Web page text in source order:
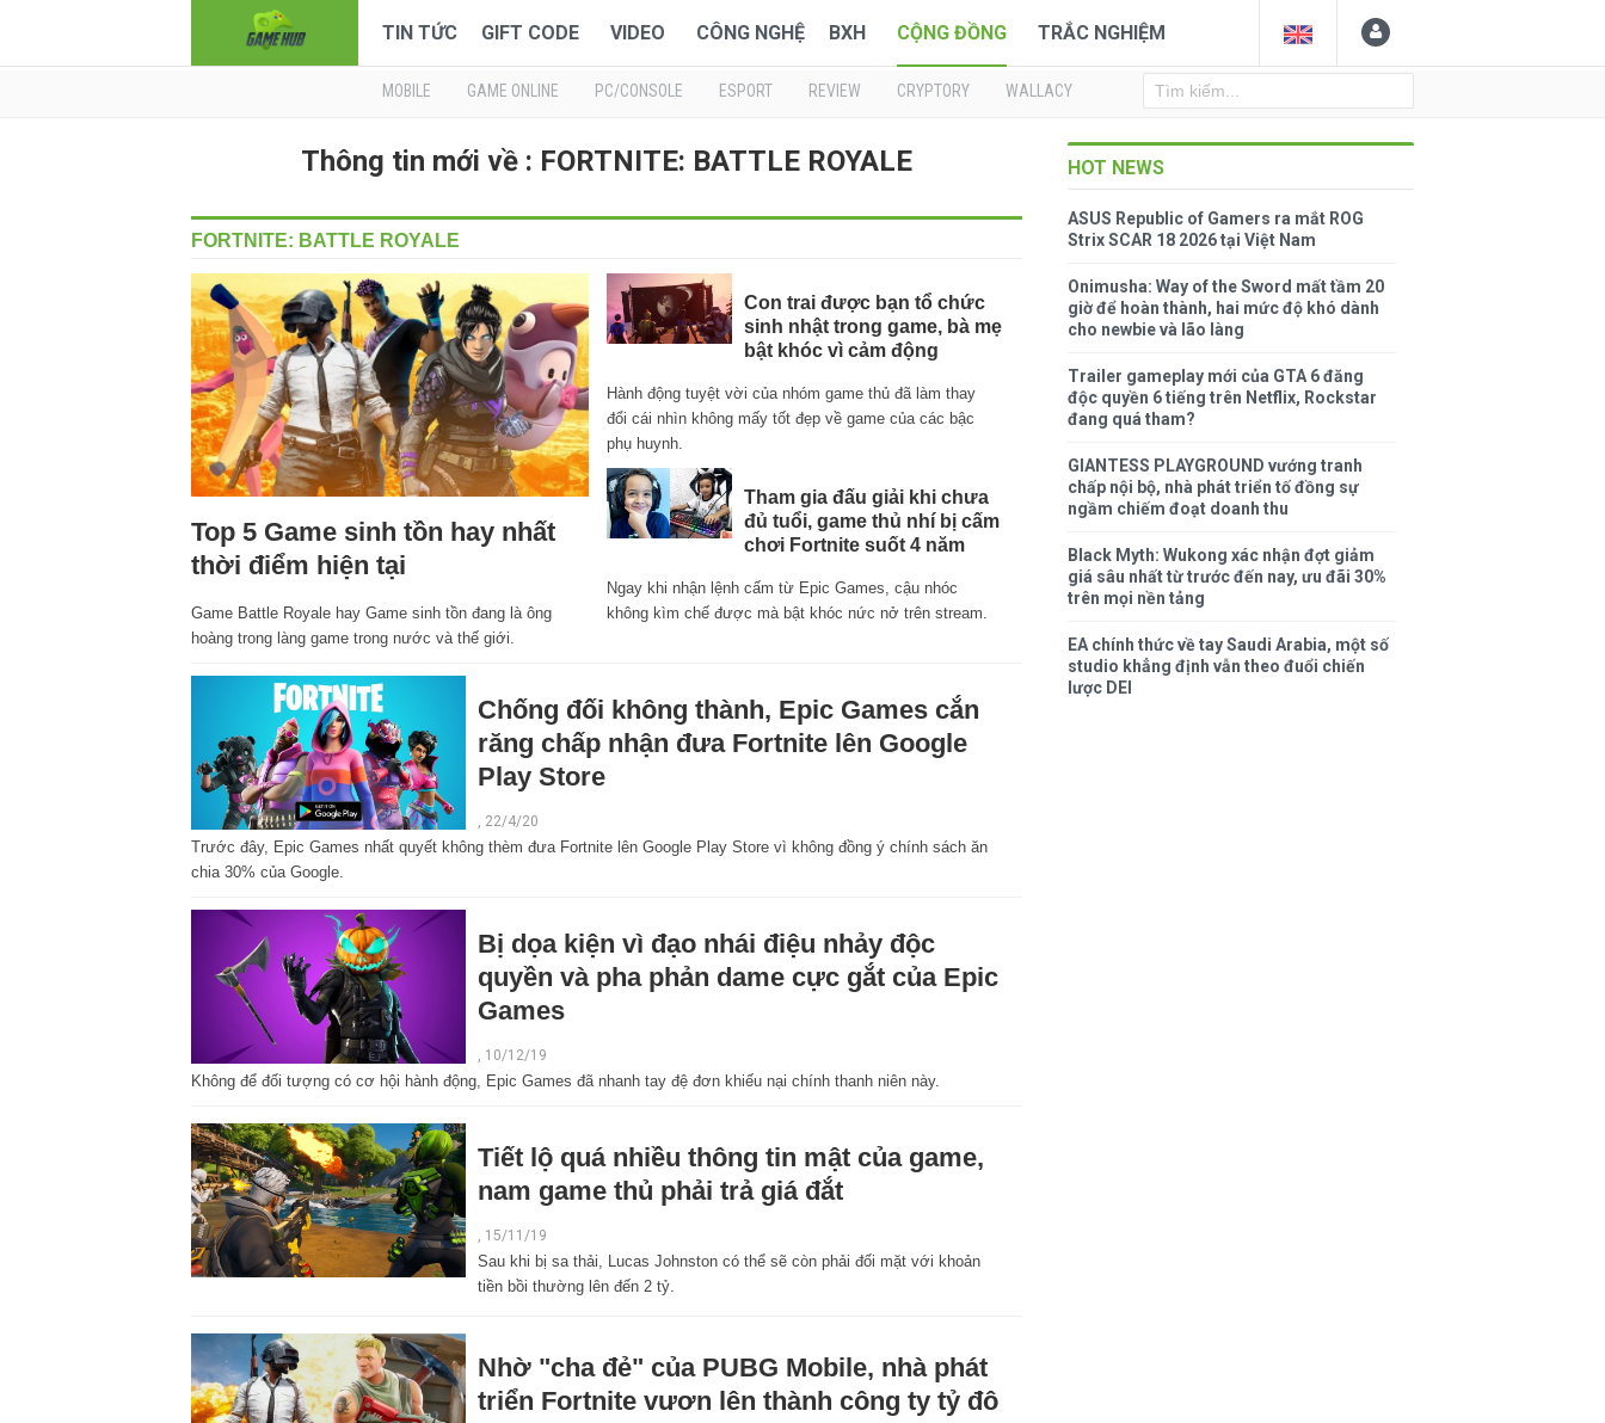
TIN TỨC GIFT CODE VIDEO CÔNG NGHỆ BXH CỘNG ĐỒNG TRẮC NGHIỆM
MOBILE GAME ONLINE PC/CONSOLE ESPORT REVIEW CRYPTORY WALLACY
Thông tin mới về : FORTNITE: BATTLE ROYALE
FORTNITE: BATTLE ROYALE
Top 5 Game sinh tồn hay nhất
thời điểm hiện tại
Game Battle Royale hay Game sinh tồn đang là ông
hoàng trong làng game trong nước và thế giới.
Con trai được bạn tổ chức
sinh nhật trong game, bà mẹ
bật khóc vì cảm động
Hành động tuyệt vời của nhóm game thủ đã làm thay
đổi cái nhìn không mấy tốt đẹp về game của các bậc
phụ huynh.
Tham gia đấu giải khi chưa
đủ tuổi, game thủ nhí bị cấm
chơi Fortnite suốt 4 năm
Ngay khi nhận lệnh cấm từ Epic Games, cậu nhóc
không kìm chế được mà bật khóc nức nở trên stream.
Chống đối không thành, Epic Games cắn
răng chấp nhận đưa Fortnite lên Google
Play Store
, 22/4/20
Trước đây, Epic Games nhất quyết không thèm đưa Fortnite lên Google Play Store vì không đồng ý chính sách ăn
chia 30% của Google.
Bị dọa kiện vì đạo nhái điệu nhảy độc
quyền và pha phản dame cực gắt của Epic
Games
, 10/12/19
Không để đối tượng có cơ hội hành động, Epic Games đã nhanh tay đệ đơn khiếu nại chính thanh niên này.
Tiết lộ quá nhiều thông tin mật của game,
nam game thủ phải trả giá đắt
, 15/11/19
Sau khi bị sa thải, Lucas Johnston có thể sẽ còn phải đối mặt với khoản
tiền bồi thường lên đến 2 tỷ.
Nhờ "cha đẻ" của PUBG Mobile, nhà phát
triển Fortnite vươn lên thành công ty tỷ đô
HOT NEWS
ASUS Republic of Gamers ra mắt ROG
Strix SCAR 18 2026 tại Việt Nam
Onimusha: Way of the Sword mất tầm 20
giờ để hoàn thành, hai mức độ khó dành
cho newbie và lão làng
Trailer gameplay mới của GTA 6 đăng
độc quyền 6 tiếng trên Netflix, Rockstar
đang quá tham?
GIANTESS PLAYGROUND vướng tranh
chấp nội bộ, nhà phát triển tố đồng sự
ngầm chiếm đoạt doanh thu
Black Myth: Wukong xác nhận đợt giảm
giá sâu nhất từ trước đến nay, ưu đãi 30%
trên mọi nền tảng
EA chính thức về tay Saudi Arabia, một số
studio khẳng định vẫn theo đuổi chiến
lược DEI